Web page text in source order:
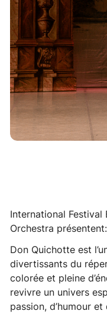
International Festival
Orchestra présentent:
Don Quichotte est
divertissants du
colorée et pleine
revivre un univers
passion, d’humour